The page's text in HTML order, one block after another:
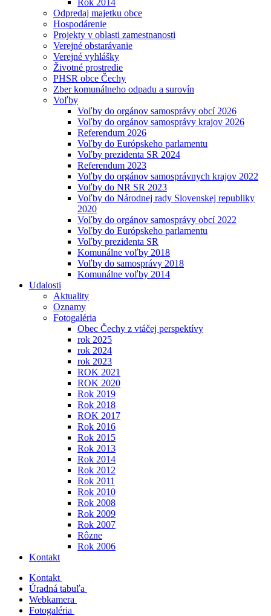
Rok 2014
Odpredaj majetku obce
Hospodárenie
Projekty v oblasti zamestnanosti
Verejné obstarávanie
Verejné vyhlášky
Životné prostredie
PHSR obce Čechy
Zber komunálneho odpadu a surovín
Voľby
Voľby do orgánov samosprávy obcí 2026
Voľby do orgánov samosprávy krajov 2026
Referendum 2026
Voľby do Európskeho parlamentu
Voľby prezidenta SR 2024
Referendum 2023
Voľby do orgánov samosprávnych krajov 2022
Voľby do NR SR 2023
Voľby do Národnej rady Slovenskej republiky
2020
Voľby do orgánov samosprávy obcí 2022
Voľby do Európskeho parlamentu
Voľby prezidenta SR
Komunálne voľby 2018
Voľby do samosprávy 2018
Komunálne voľby 2014
Udalosti
Aktuality
Oznamy
Fotogaléria
Obec Čechy z vtáčej perspektívy
rok 2025
rok 2024
rok 2023
ROK 2021
ROK 2020
Rok 2019
Rok 2018
ROK 2017
Rok 2016
Rok 2015
Rok 2013
Rok 2014
Rok 2012
Rok 2011
Rok 2010
Rok 2008
Rok 2009
Rok 2007
Rôzne
Rok 2006
Kontakt
Kontakt
Úradná tabuľa
Webkamera
Fotogaléria